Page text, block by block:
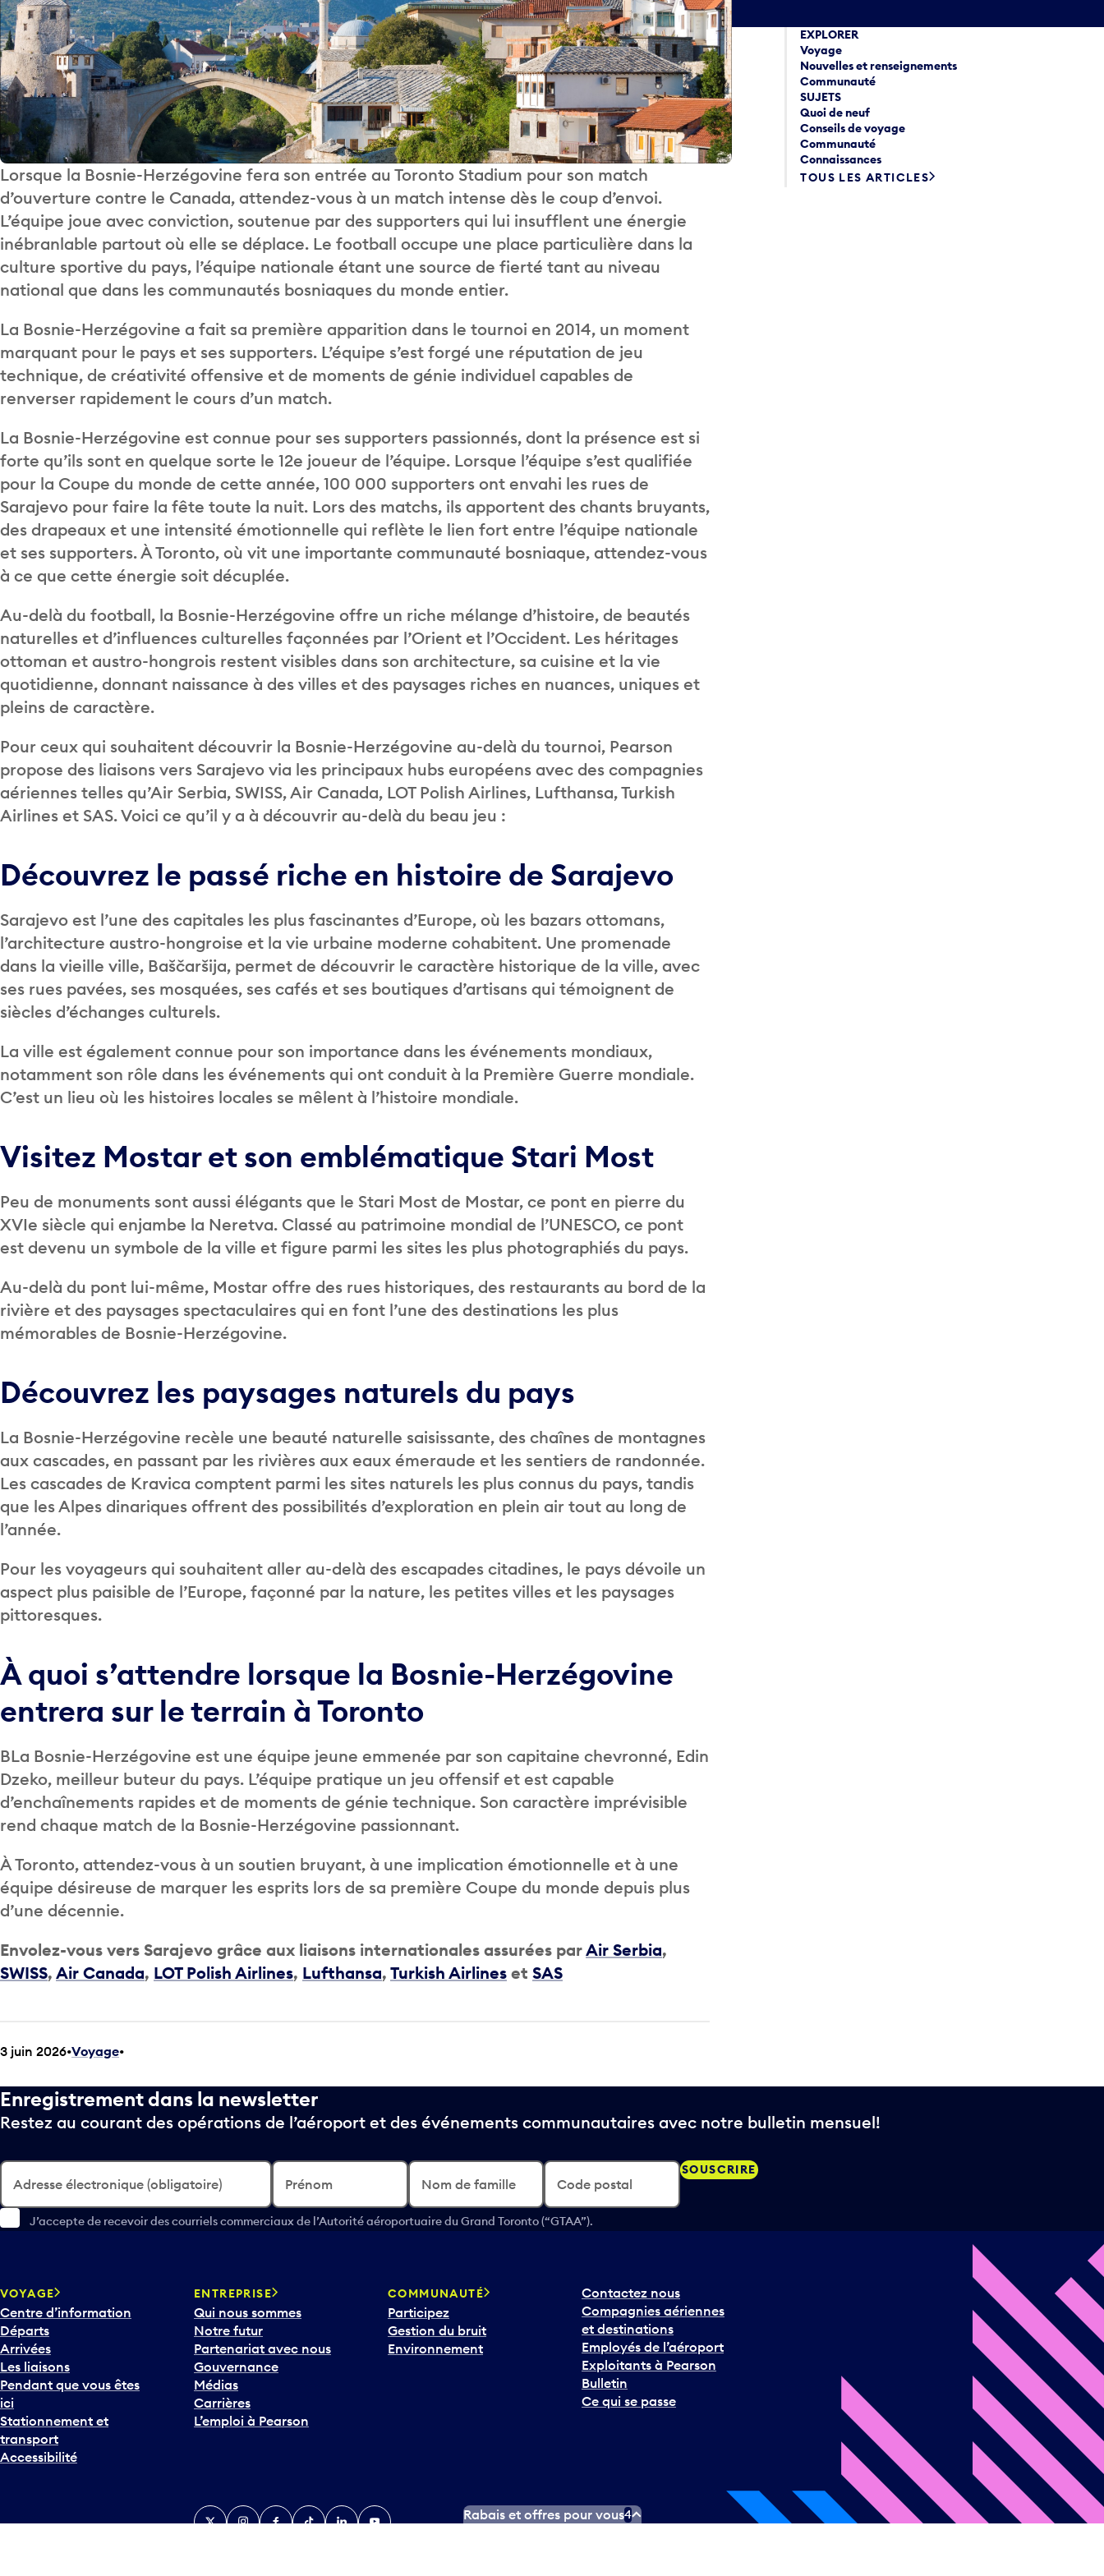
Lorsque la Bosnie-Herzégovine fera son entrée au Toronto Stadium pour son match
d’ouverture contre le Canada, attendez-vous à un match intense dès le coup d’envoi.
L’équipe joue avec conviction, soutenue par des supporters qui lui insufflent une énergie
inébranlable partout où elle se déplace. Le football occupe une place particulière dans la
culture sportive du pays, l’équipe nationale étant une source de fierté tant au niveau
national que dans les communautés bosniaques du monde entier.
La Bosnie-Herzégovine a fait sa première apparition dans le tournoi en 2014, un moment
marquant pour le pays et ses supporters. L’équipe s’est forgé une réputation de jeu
technique, de créativité offensive et de moments de génie individuel capables de
renverser rapidement le cours d’un match.
La Bosnie-Herzégovine est connue pour ses supporters passionnés, dont la présence est si
forte qu’ils sont en quelque sorte le 12e joueur de l’équipe. Lorsque l’équipe s’est qualifiée
pour la Coupe du monde de cette année, 100 000 supporters ont envahi les rues de
Sarajevo pour faire la fête toute la nuit. Lors des matchs, ils apportent des chants bruyants,
des drapeaux et une intensité émotionnelle qui reflète le lien fort entre l’équipe nationale
et ses supporters. À Toronto, où vit une importante communauté bosniaque, attendez-vous
à ce que cette énergie soit décuplée.
Au-delà du football, la Bosnie-Herzégovine offre un riche mélange d’histoire, de beautés
naturelles et d’influences culturelles façonnées par l’Orient et l’Occident. Les héritages
ottoman et austro-hongrois restent visibles dans son architecture, sa cuisine et la vie
quotidienne, donnant naissance à des villes et des paysages riches en nuances, uniques et
pleins de caractère.
Pour ceux qui souhaitent découvrir la Bosnie-Herzégovine au-delà du tournoi, Pearson
propose des liaisons vers Sarajevo via les principaux hubs européens avec des compagnies
aériennes telles qu’Air Serbia, SWISS, Air Canada, LOT Polish Airlines, Lufthansa, Turkish
Airlines et SAS. Voici ce qu’il y a à découvrir au-delà du beau jeu :
Découvrez le passé riche en histoire de Sarajevo
Sarajevo est l’une des capitales les plus fascinantes d’Europe, où les bazars ottomans,
l’architecture austro-hongroise et la vie urbaine moderne cohabitent. Une promenade
dans la vieille ville, Baščaršija, permet de découvrir le caractère historique de la ville, avec
ses rues pavées, ses mosquées, ses cafés et ses boutiques d’artisans qui témoignent de
siècles d’échanges culturels.
La ville est également connue pour son importance dans les événements mondiaux,
notamment son rôle dans les événements qui ont conduit à la Première Guerre mondiale.
C’est un lieu où les histoires locales se mêlent à l’histoire mondiale.
Visitez Mostar et son emblématique Stari Most
Peu de monuments sont aussi élégants que le Stari Most de Mostar, ce pont en pierre du
XVIe siècle qui enjambe la Neretva. Classé au patrimoine mondial de l’UNESCO, ce pont
est devenu un symbole de la ville et figure parmi les sites les plus photographiés du pays.
Au-delà du pont lui-même, Mostar offre des rues historiques, des restaurants au bord de la
rivière et des paysages spectaculaires qui en font l’une des destinations les plus
mémorables de Bosnie-Herzégovine.
Découvrez les paysages naturels du pays
La Bosnie-Herzégovine recèle une beauté naturelle saisissante, des chaînes de montagnes
aux cascades, en passant par les rivières aux eaux émeraude et les sentiers de randonnée.
Les cascades de Kravica comptent parmi les sites naturels les plus connus du pays, tandis
que les Alpes dinariques offrent des possibilités d’exploration en plein air tout au long de
l’année.
Pour les voyageurs qui souhaitent aller au-delà des escapades citadines, le pays dévoile un
aspect plus paisible de l’Europe, façonné par la nature, les petites villes et les paysages
pittoresques.
À quoi s’attendre lorsque la Bosnie-Herzégovine
entrera sur le terrain à Toronto
BLa Bosnie-Herzégovine est une équipe jeune emmenée par son capitaine chevronné, Edin
Dzeko, meilleur buteur du pays. L’équipe pratique un jeu offensif et est capable
d’enchaînements rapides et de moments de génie technique. Son caractère imprévisible
rend chaque match de la Bosnie-Herzégovine passionnant.
À Toronto, attendez-vous à un soutien bruyant, à une implication émotionnelle et à une
équipe désireuse de marquer les esprits lors de sa première Coupe du monde depuis plus
d’une décennie.
Envolez-vous vers Sarajevo grâce aux liaisons internationales assurées parAir Serbia,
SWISS, Air Canada, LOT Polish Airlines, Lufthansa, Turkish Airlines et SAS
3 juin 2026 Voyage•
EXPLORER
Voyage
Nouvelles et renseignements
Communauté
SUJETS
Quoi de neuf
Conseils de voyage
Communauté
Connaissances
TOUS LES ARTICLES
Enregistrement dans la newsletter
Restez au courant des opérations de l’aéroport et des événements communautaires avec notre bulletin mensuel!
Adresse électronique (obligatoire) Prénom Nom de famille Code postal
J’accepte de recevoir des courriels commerciaux de l’Autorité aéroportuaire du Grand Toronto (“GTAA”).
SOUSCRIRE
VOYAGE
Centre d’information
Départs
Arrivées
Les liaisons
Pendant que vous êtes
ici
Stationnement et
transport
Accessibilité
ENTREPRISE
Qui nous sommes
Notre futur
Partenariat avec nous
Gouvernance
Médias
Carrières
L’emploi à Pearson
COMMUNAUTÉ
Participez
Gestion du bruit
Environnement
Contactez nous
Compagnies aériennes
et destinations
Employés de l’aéroport
Exploitants à Pearson
Bulletin
Ce qui se passe
TwitterInstagramFacebook
TikTokLinkedInYouTube Rabais et offres pour vous4